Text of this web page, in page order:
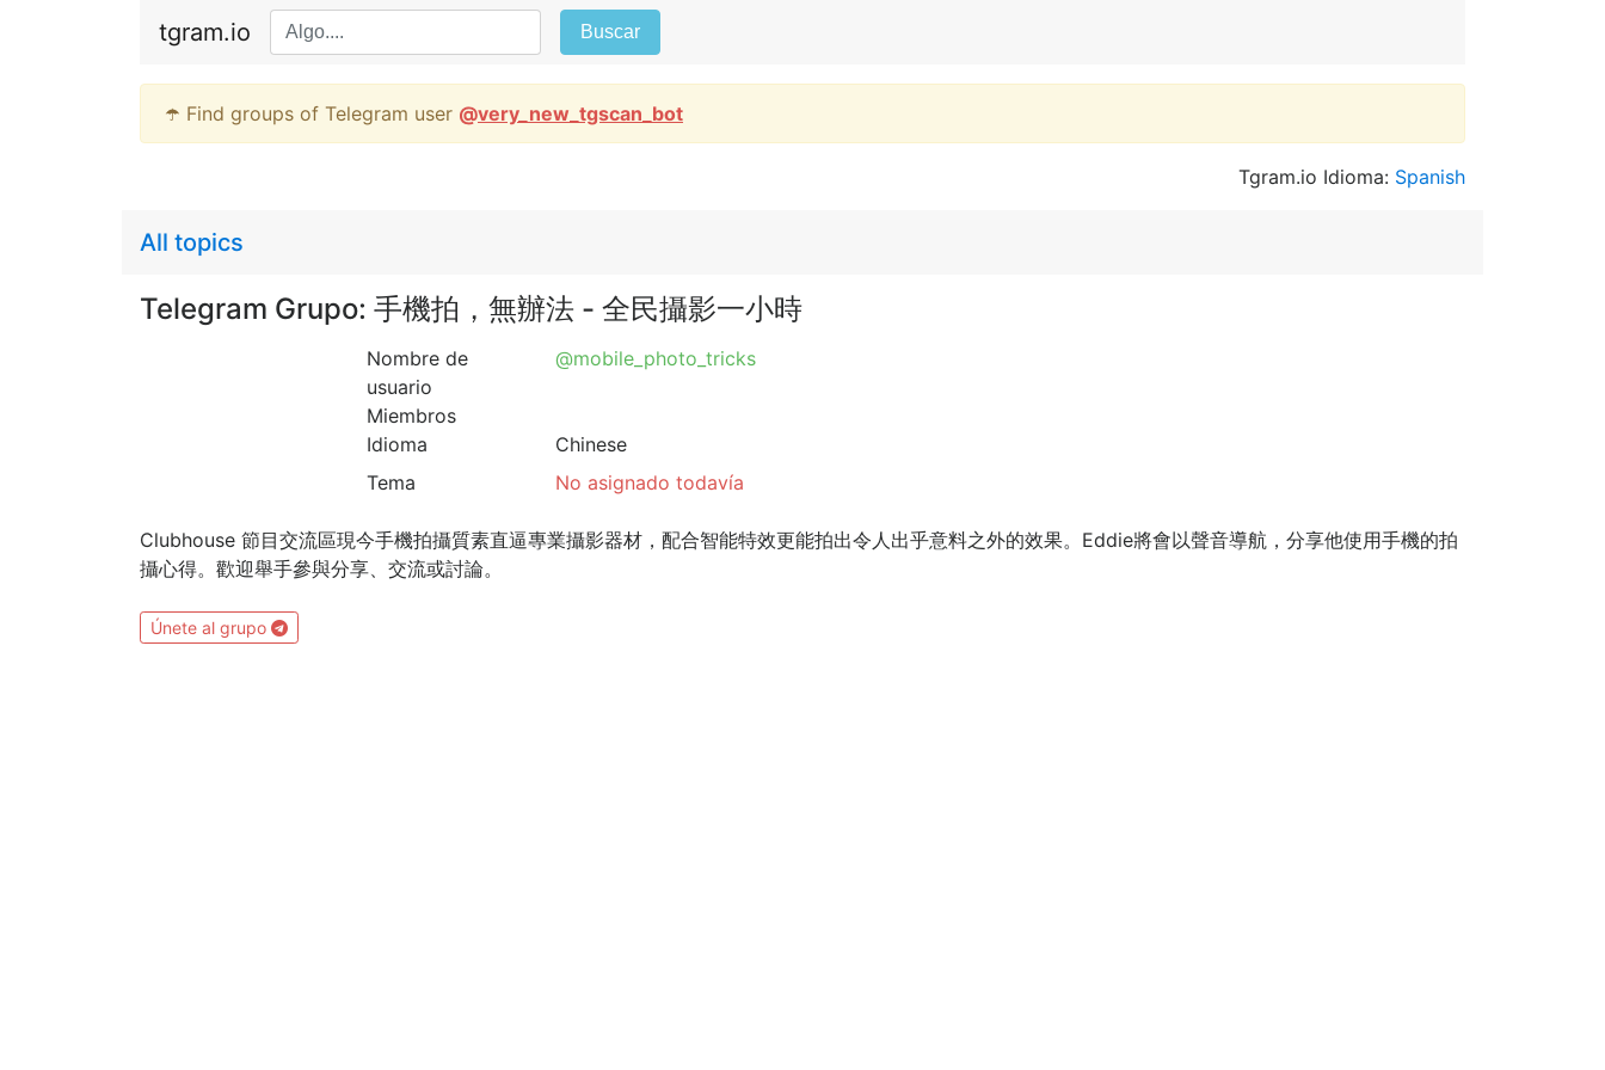
tgram.io Buscar
☂️ Find groups of Telegram user @very_new_tgscan_bot
Tgram.io Idioma: Spanish
All topics
Telegram Grupo: 手機拍，無辦法 - 全民攝影一小時
Nombre de
usuario
@mobile_photo_tricks
Miembros
Idioma
Chinese
Tema
No asignado todavía
Clubhouse 節目交流區現今手機拍攝質素直逼專業攝影器材，配合智能特效更能拍出令人出乎意料之外的效果。Eddie將會以聲音導航，分享他使用手機的拍
攝心得。歡迎舉手參與分享、交流或討論。
Únete al grupo